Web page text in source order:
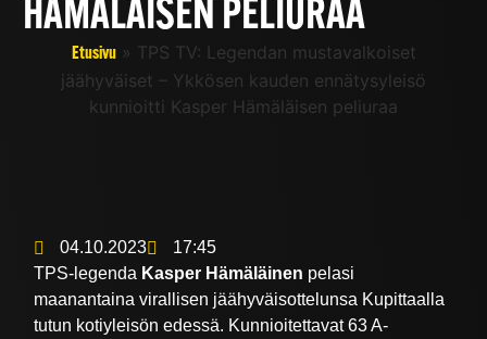
HÄMÄLÄISEN PELIURAA
Etusivu» TPS TV: Legendan mustavalkoiset
jäähyväiset – Ykkösen kauden ennätysyleisö
kunnioitti Kasper Hämäläisen peliuraa
04.10.2023
17:45
TPS-legenda Kasper Hämäläinen pelasi
maanantaina virallisen jäähyväisottelunsa Kupittaalla
tutun kotiyleisön edessä. Kunnioitettavat 63 A-